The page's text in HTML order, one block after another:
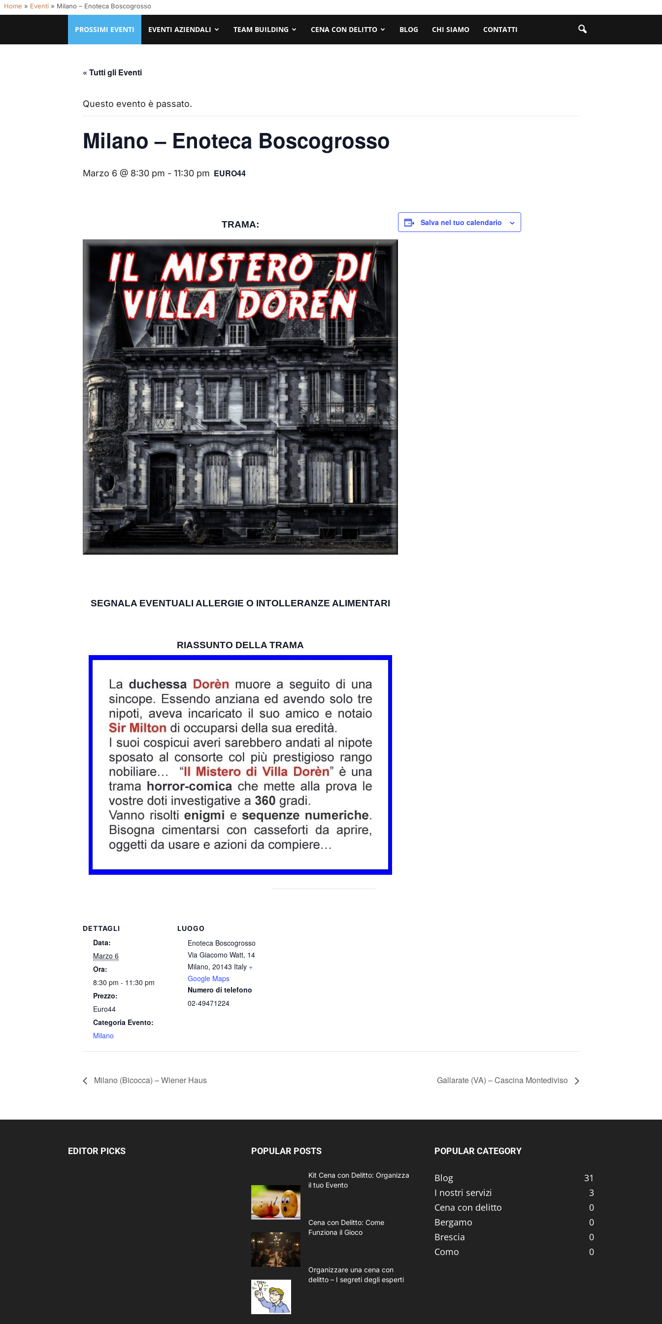
Home » Eventi » Milano – Enoteca Boscogrosso
PROSSIMI EVENTI EVENTI AZIENDALI TEAM BUILDING CENA CON DELITTO BLOG CHI SIAMO CONTATTI
« Tutti gli Eventi
Questo evento è passato.
Milano – Enoteca Boscogrosso
Marzo 6 @ 8:30 pm - 11:30 pm EURO44
TRAMA:
SEGNALA EVENTUALI ALLERGIE O INTOLLERANZE ALIMENTARI
RIASSUNTO DELLA TRAMA
Salva nel tuo calendario
DETTAGLI
Data:
Marzo 6
Ora:
8:30 pm - 11:30 pm
Prezzo:
Euro44
Categoria Evento:
Milano
LUOGO
Enoteca Boscogrosso
Via Giacomo Watt, 14
Milano, 20143 Italy +
Google Maps
Numero di telefono
02-49471224
Milano (Bicocca) – Wiener Haus Gallarate (VA) – Cascina Montediviso
EDITOR PICKS POPULAR POSTS
Kit Cena con Delitto: Organizza
il tuo Evento
Cena con Delitto: Come
Funziona il Gioco
Organizzare una cena con
delitto – I segreti degli esperti
POPULAR CATEGORY
Blog
31
I nostri servizi
3
Cena con delitto
0
Bergamo
0
Brescia
0
Como
0